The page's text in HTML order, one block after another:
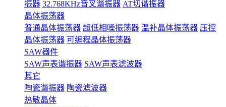
振器 32.768KHz音叉谐振器 AT切谐振器
晶体振荡器
普通晶体振荡器 超低相噪振荡器 温补晶体振荡器 压控
晶体振荡器 可编程晶体振荡器
SAW器件
SAW声表谐振器 SAW声表滤波器
其它
陶瓷谐振器 陶瓷滤波器
热敏晶体